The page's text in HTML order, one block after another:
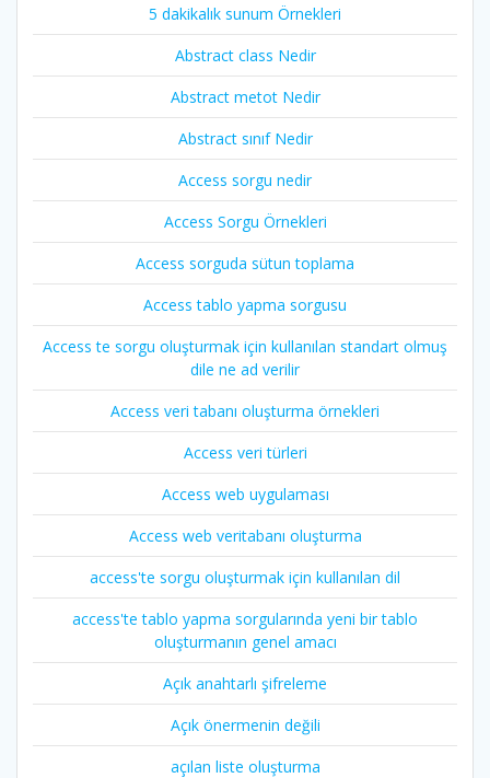
5 dakikalık sunum Örnekleri
Abstract class Nedir
Abstract metot Nedir
Abstract sınıf Nedir
Access sorgu nedir
Access Sorgu Örnekleri
Access sorguda sütun toplama
Access tablo yapma sorgusu
Access te sorgu oluşturmak için kullanılan standart olmuş
dile ne ad verilir
Access veri tabanı oluşturma örnekleri
Access veri türleri
Access web uygulaması
Access web veritabanı oluşturma
access'te sorgu oluşturmak için kullanılan dil
access'te tablo yapma sorgularında yeni bir tablo
oluşturmanın genel amacı
Açık anahtarlı şifreleme
Açık önermenin değili
açılan liste oluşturma